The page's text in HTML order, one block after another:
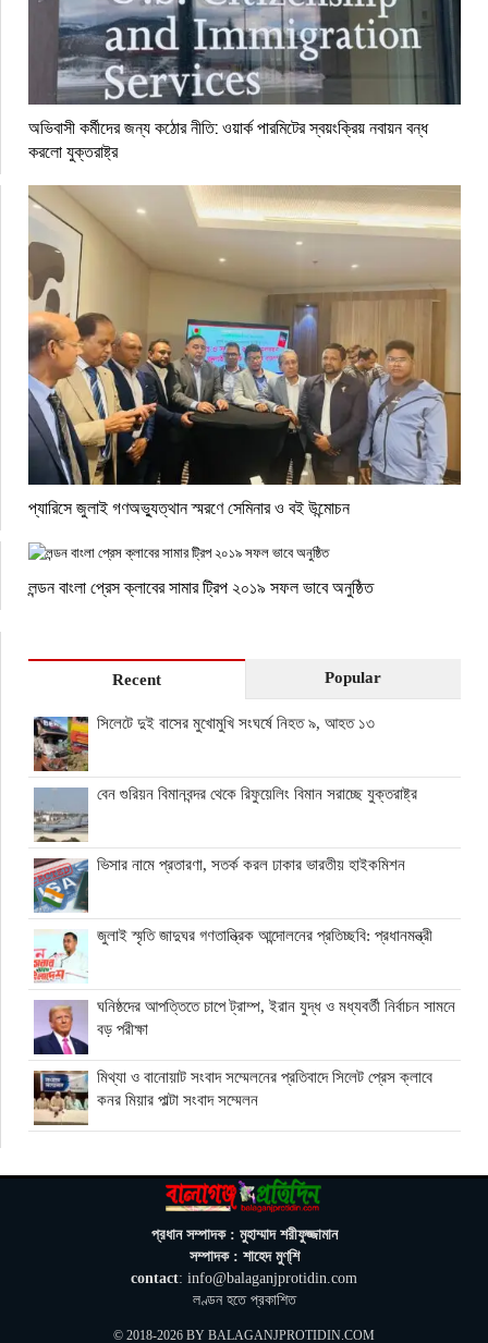
অভিবাসী কর্মীদের জন্য কঠোর নীতি: ওয়ার্ক পারমিটের স্বয়ংক্রিয় নবায়ন বন্ধ
করলো যুক্তরাষ্ট্র
প্যারিসে জুলাই গণঅভ্যুত্থান স্মরণে সেমিনার ও বই উন্মোচন
লন্ডন বাংলা প্রেস ক্লাবের সামার ট্রিপ ২০১৯ সফল ভাবে অনুষ্ঠিত
Recent Popular
সিলেটে দুই বাসের মুখোমুখি সংঘর্ষে নিহত ৯, আহত ১৩
বেন গুরিয়ন বিমানবন্দর থেকে রিফুয়েলিং বিমান সরাচ্ছে যুক্তরাষ্ট্র
ভিসার নামে প্রতারণা, সতর্ক করল ঢাকার ভারতীয় হাইকমিশন
জুলাই স্মৃতি জাদুঘর গণতান্ত্রিক আন্দোলনের প্রতিচ্ছবি: প্রধানমন্ত্রী
ঘনিষ্ঠদের আপত্তিতে চাপে ট্রাম্প, ইরান যুদ্ধ ও মধ্যবর্তী নির্বাচন সামনে
বড় পরীক্ষা
মিথ্যা ও বানোয়াট সংবাদ সম্মেলনের প্রতিবাদে সিলেট প্রেস ক্লাবে
কনর মিয়ার পাল্টা সংবাদ সম্মেলন
ইরানে নতুন হামলা স্থগিত ট্রাম্পের, দ্রুত চুক্তির ইঙ্গিত
প্রধান সম্পাদক : মুহাম্মাদ শরীফুজ্জামান
সম্পাদক : শাহেদ মুণ্‌শি
contact: info@balaganjprotidin.com
লণ্ডন হতে প্রকাশিত
© 2018-2026 BY BALAGANJPROTIDIN.COM